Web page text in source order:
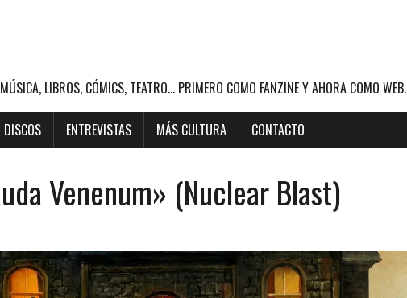
LIBROS, CÓMICS, TEATRO... PRIMERO COMO FANZINE Y AHORA COMO WEB.
DISCOS ENTREVISTAS MÁS CULTURA CONTACTO
Venenum» (Nuclear Blast)